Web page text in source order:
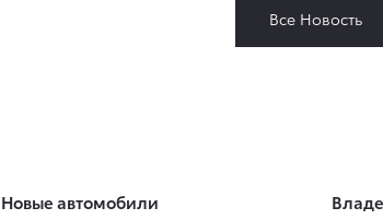
Все Новость
Новые автомобили